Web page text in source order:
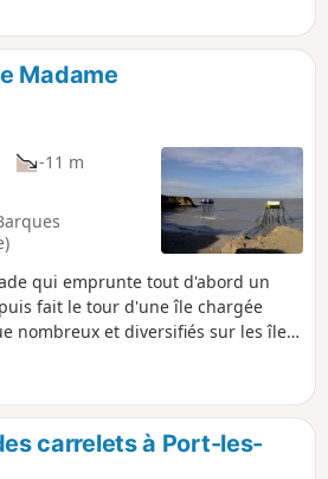
en eau avant de partir en
d'arbres dans la Fosse aux Mâts
d'en équiper les navires.
Madame
-11 m
qui emprunte tout d'abord un
fait le tour d'une île chargée
nombreux et diversifiés sur les îles
carrelets à Port-les-